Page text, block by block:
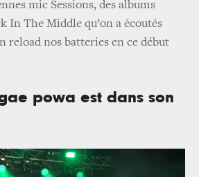
mic Sessions, des albums
In The Middle qu’on a écoutés
reload nos batteries en ce début
powa est dans son